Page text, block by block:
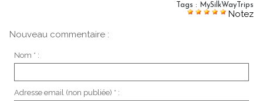
Tags : MySilkWayTrips
Notez
Nouveau commentaire :
Nom * :
Adresse email (non publiée) * :